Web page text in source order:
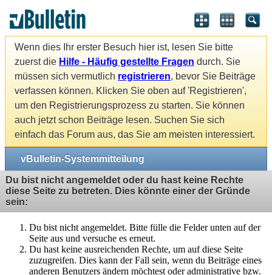
Wenn dies Ihr erster Besuch hier ist, lesen Sie bitte
zuerst die Hilfe - Häufig gestellte Fragen durch. Sie
müssen sich vermutlich registrieren, bevor Sie Beiträge
verfassen können. Klicken Sie oben auf 'Registrieren',
um den Registrierungsprozess zu starten. Sie können
auch jetzt schon Beiträge lesen. Suchen Sie sich
einfach das Forum aus, das Sie am meisten interessiert.
vBulletin-Systemmitteilung
Du bist nicht angemeldet oder du hast keine Rechte
diese Seite zu betreten. Dies könnte einer der Gründe
sein:
Du bist nicht angemeldet. Bitte fülle die Felder unten auf der
Seite aus und versuche es erneut.
Du hast keine ausreichenden Rechte, um auf diese Seite
zuzugreifen. Dies kann der Fall sein, wenn du Beiträge eines
anderen Benutzers ändern möchtest oder administrative bzw.